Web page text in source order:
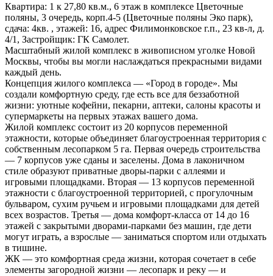
Квартира: 1 к 27,80 кв.м., 6 этаж в комплексе Цветочные
поляны, 3 очередь, корп.4-5 (Цветочные поляны Эко парк),
сдача: 4кв. , этажей: 16, адрес Филимонковское г.п., 23 кв-л, д.
4/1, Застройщик: ГК Самолет.
Масштабный жилой комплекс в живописном уголке Новой
Москвы, чтобы вы могли наслаждаться прекрасными видами
каждый день.
Концепция жилого комплекса — «Город в городе». Мы
создали комфортную среду, где есть все для беззаботной
жизни: уютные кофейни, пекарни, аптеки, салоны красоты и
супермаркеты на первых этажах вашего дома.
Жилой комплекс состоит из 20 корпусов переменной
этажности, которые объединяет благоустроенная территория с
собственным лесопарком 5 га. Первая очередь строительства
— 7 корпусов уже сданы и заселены. Дома в лаконичном
стиле образуют приватные дворы-парки с аллеями и
игровыми площадками. Вторая — 13 корпусов переменной
этажности с благоустроенной территорией, с прогулочным
бульваром, сухим ручьем и игровыми площадками для детей
всех возрастов. Третья — дома комфорт-класса от 14 до 16
этажей с закрытыми дворами-парками без машин, где дети
могут играть, а взрослые — заниматься спортом или отдыхать
в тишине.
ЖК — это комфортная среда жизни, которая сочетает в себе
элементы загородной жизни — лесопарк и реку — и